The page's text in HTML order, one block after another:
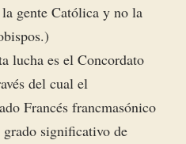
gente Católica y no la
lucha es el Concordato
del cual el
Francés francmasónico
grado significativo de